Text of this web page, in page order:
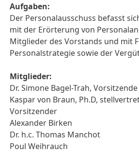
Aufgaben:
Der Personalausschuss befasst
mit der Erörterung von
Mitglieder des Vorstands und mit
Personalstrategie sowie der
Mitglieder:
Dr. Simone Bagel-Trah, Vorsitzende
Kaspar von Braun, Ph.D,
Vorsitzender
Alexander Birken
Dr. h.c. Thomas Manchot
Poul Weihrauch